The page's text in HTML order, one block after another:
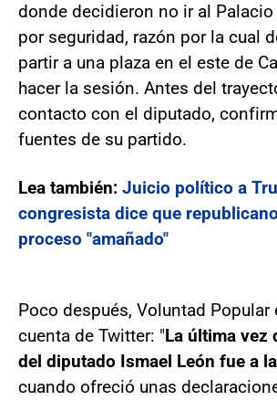
donde decidieron no ir al
por seguridad, razón por la cual
partir a una plaza en el este de
hacer la sesión. Antes del
contacto con el diputado,
fuentes de su partido.
Lea también: Juicio político a
congresista dice que
proceso "amañado"
Poco después, Voluntad
cuenta de Twitter: "La última vez
del diputado Ismael León fue a
cuando ofreció unas